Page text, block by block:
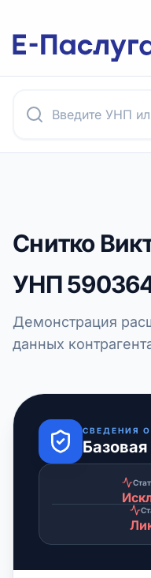
Снитко
УНП
Демонстрация
данных
СВЕДЕНИЯ